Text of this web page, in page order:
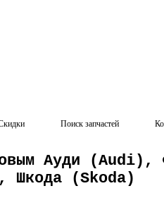
Поиск запчастей
Ауди (Audi),
Шкода (Skoda)